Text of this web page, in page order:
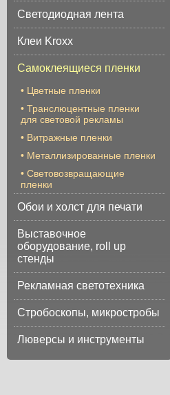
Светодиодная лента
Клеи Kroxx
Самоклеящиеся пленки
• Цветные пленки
• Транслюцентные пленки
для световой рекламы
• Витражные пленки
• Металлизированные пленки
• Световозвращающие
пленки
Обои и холст для печати
Выставочное
оборудование, roll up
стенды
Рекламная светотехника
Стробоскопы, микростробы
Люверсы и инструменты